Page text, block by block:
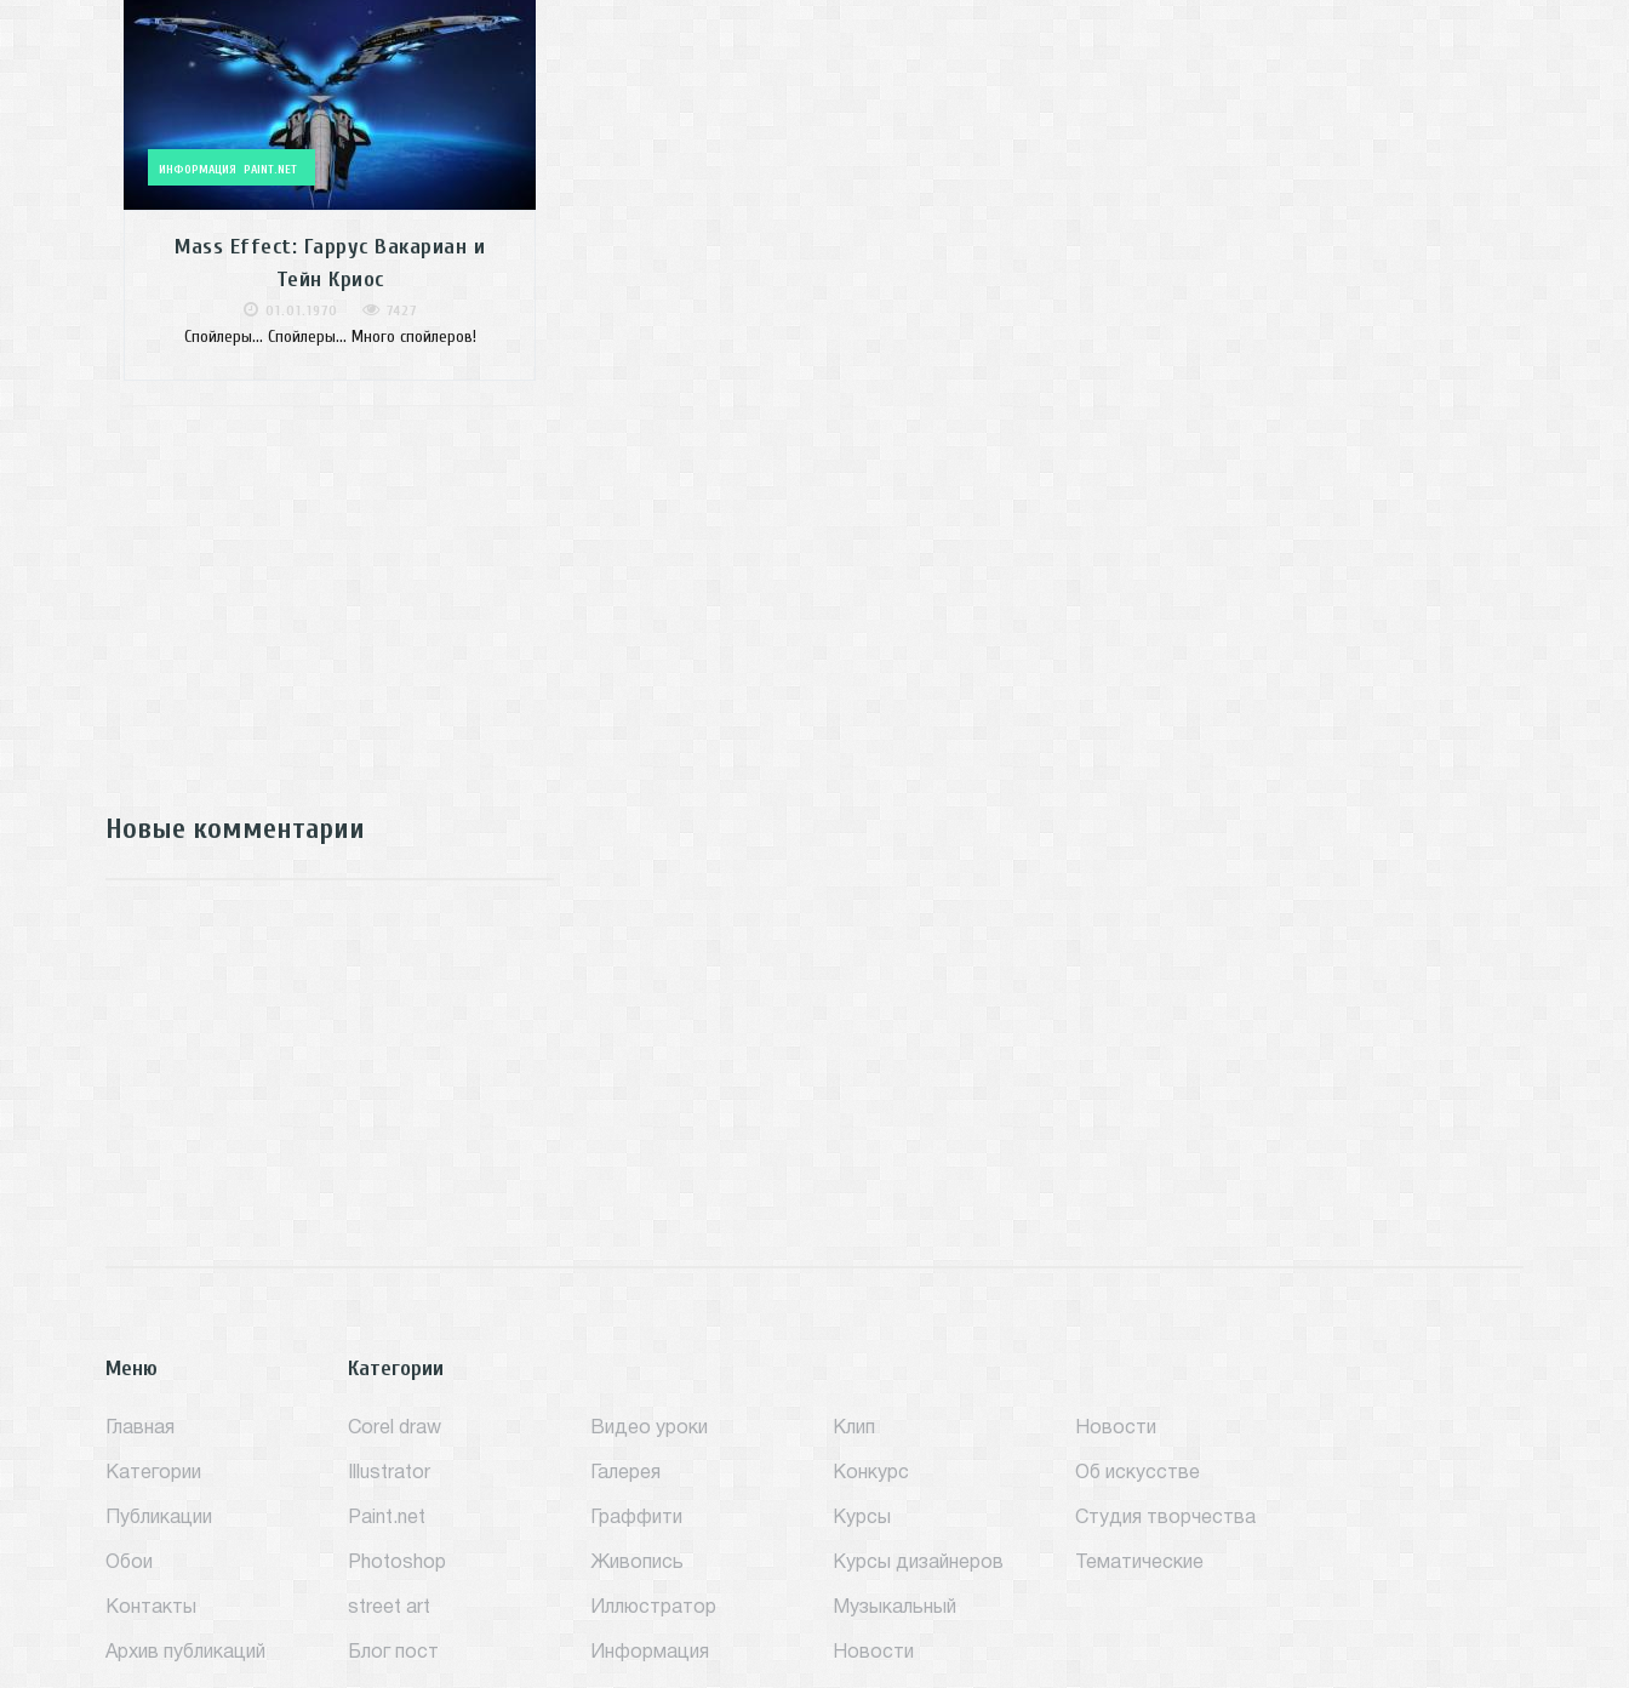
ИНФОРМАЦИЯ PAINT.NET
Mass Effect: Гаррус Вакариан и
Тейн Криос
01.01.1970 7427
Спойлеры... Спойлеры... Много спойлеров!
Новые комментарии
Меню
Главная
Категории
Публикации
Обои
Контакты
Архив публикаций
Категории
Corel draw
Illustrator
Paint.net
Photoshop
street art
Блог пост
Видео уроки
Галерея
Граффити
Живопись
Иллюстратор
Информация
Клип
Конкурс
Курсы
Курсы дизайнеров
Музыкальный
Новости
Новости
Об искусстве
Студия творчества
Тематические